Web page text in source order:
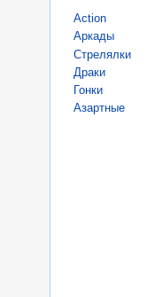
Action
Аркады
Стрелялки
Драки
Гонки
Азартные